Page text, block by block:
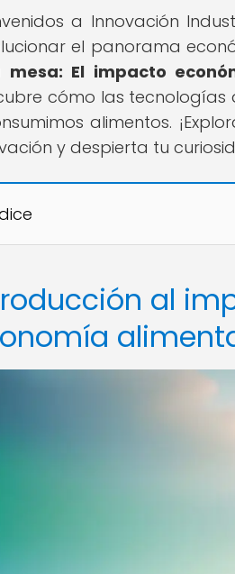
a Innovación
el panorama
mesa: El impacto
cómo las
alimentos.
y despierta tu
al